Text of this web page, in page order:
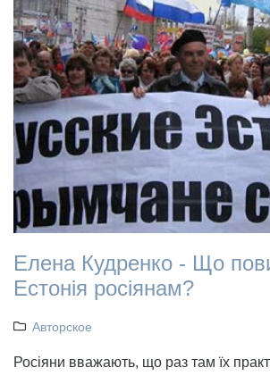
Елена Кудренко - Що
Естонія росіянам?
Авторское
Росіяни вважають, що раз там їх